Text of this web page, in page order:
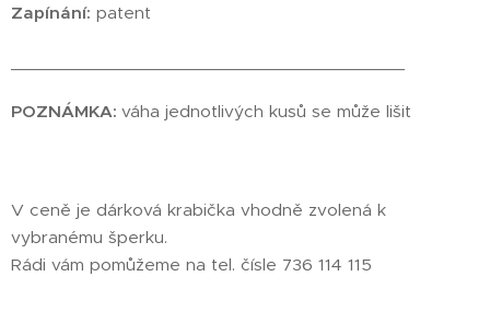
Zapínání: patent
POZNÁMKA: váha jednotlivých kusů se může lišit
V ceně je dárková krabička vhodně zvolená k
vybranému šperku.
Rádi vám pomůžeme na tel. čísle 736 114 115